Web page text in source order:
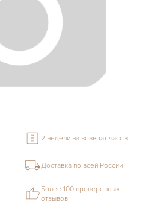
2 недели на возврат часов
Доставка по всей России
Более 100 проверенных
отзывов